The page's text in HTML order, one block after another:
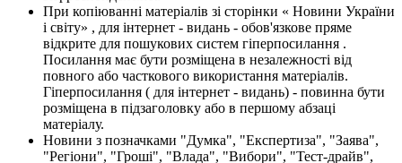
При копіюванні матеріалів зі сторінки « Новини України
і світу» , для інтернет - видань - обов'язкове пряме
відкрите для пошукових систем гіперпосилання .
Посилання має бути розміщена в незалежності від
повного або часткового використання матеріалів.
Гіперпосилання ( для інтернет - видань) - повинна бути
розміщена в підзаголовку або в першому абзаці
матеріалу.
Новини з позначками "Думка", "Експертиза", "Заява",
"Регіони", "Гроші", "Влада", "Вибори", "Тест-драйв",